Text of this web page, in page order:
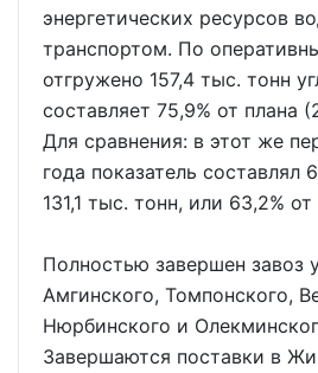
энергетических ресурсов
транспортом. По
отгружено 157,4 тыс. тонн
составляет 75,9% от плана
Для сравнения: в этот же
года показатель составлял
131,1 тыс. тонн, или 63,2% от
Полностью завершен завоз
Амгинского, Томпонского,
Нюрбинского и
Завершаются поставки в